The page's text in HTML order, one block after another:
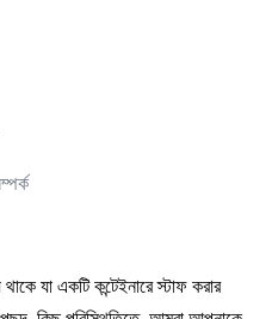
যা একটি কন্টেইনারে স্টাফ করার